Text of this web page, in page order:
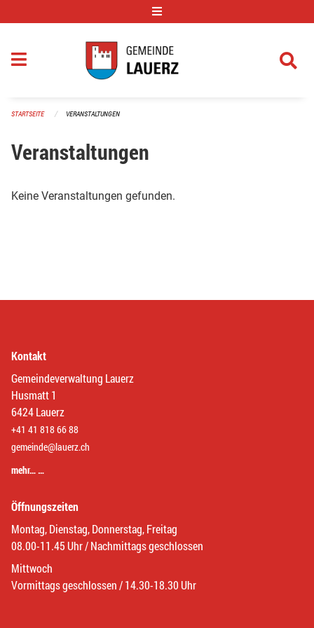
STARTSEITE VERANSTALTUNGEN
Veranstaltungen
Keine Veranstaltungen gefunden.
Kontakt
Gemeindeverwaltung Lauerz
Husmatt 1
6424 Lauerz
+41 41 818 66 88
gemeinde@lauerz.ch
mehr… …
Öffnungszeiten
Montag, Dienstag, Donnerstag, Freitag
08.00-11.45 Uhr / Nachmittags geschlossen
Mittwoch
Vormittags geschlossen / 14.30-18.30 Uhr